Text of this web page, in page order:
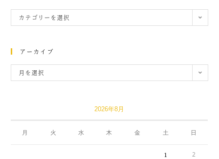
カテゴリーを選択
アーカイブ
月を選択
2026年8月
月 火 水 木 金 土 日
1 2